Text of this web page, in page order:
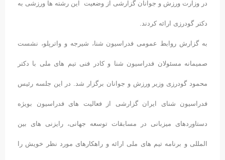
در وزارت ورزش و جوانان گزارشی از وضعیت این رشته ها ورزشی به
دکتر گودرزی ارائه کردند.
به گزارش روابط عمومی فدراسیون شنا، شیرجه و واترپلو، نشست
صمیمانه مسئولان فدراسیون شنا و کادر فنی تیم های ملی با دکتر
محمود گودرزی وزیر ورزش و جوانان برگزار شد. در این جلسه رئیس
فدراسیون شنای ایران گزارشی از فعالیت های فدراسیون بویژه
دستاوردهای میزبانی در مسابقات توسعه جهانی، رایزنی های بین
المللی و برنامه تیم های ملی ارائه و راهکارهای مورد نظر خویش را